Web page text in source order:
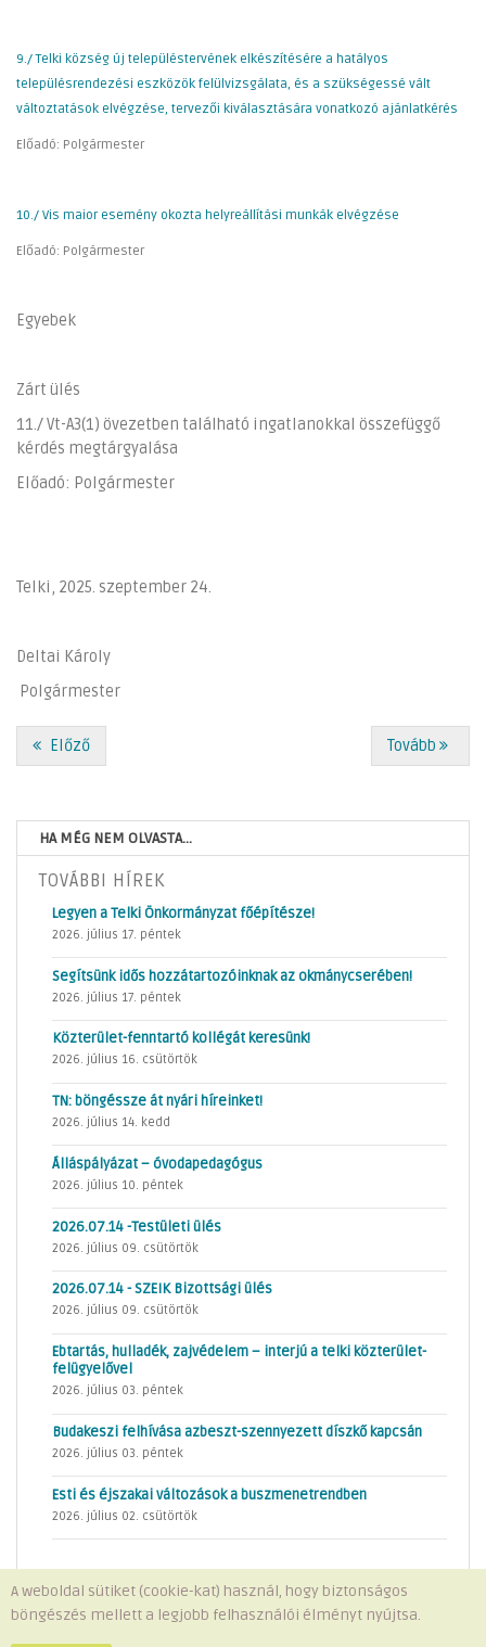
9./ Telki község új településtervének elkészítésére a hatályos
településrendezési eszközök felülvizsgálata, és a szükségessé vált
változtatások elvégzése, tervezői kiválasztására vonatkozó ajánlatkérés
Előadó: Polgármester
10./ Vis maior esemény okozta helyreállítási munkák elvégzése
Előadó: Polgármester
Egyebek
Zárt ülés
11./ Vt-A3(1) övezetben található ingatlanokkal összefüggő
kérdés megtárgyalása
Előadó: Polgármester
Telki, 2025. szeptember 24.
Deltai Károly
Polgármester
Előző Tovább
HA MÉG NEM OLVASTA...
TOVÁBBI HÍREK
Legyen a Telki Önkormányzat főépítésze!
2026. július 17. péntek
Segítsünk idős hozzátartozóinknak az okmánycserében!
2026. július 17. péntek
Közterület-fenntartó kollégát keresünk!
2026. július 16. csütörtök
TN: böngéssze át nyári híreinket!
2026. július 14. kedd
Álláspályázat – óvodapedagógus
2026. július 10. péntek
2026.07.14 -Testületi ülés
2026. július 09. csütörtök
2026.07.14 - SZEIK Bizottsági ülés
2026. július 09. csütörtök
Ebtartás, hulladék, zajvédelem – interjú a telki közterület-
felügyelővel
2026. július 03. péntek
Budakeszi felhívása azbeszt-szennyezett díszkő kapcsán
2026. július 03. péntek
Esti és éjszakai változások a buszmenetrendben
2026. július 02. csütörtök
Minden jog fenntartva © 2026 Telki Község Önkormányzata
A weboldal sütiket (cookie-kat) használ, hogy biztonságos
böngészés mellett a legjobb felhasználói élményt nyújtsa.